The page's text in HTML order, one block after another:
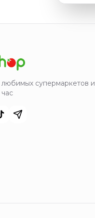
любимых супермаркетов и
час